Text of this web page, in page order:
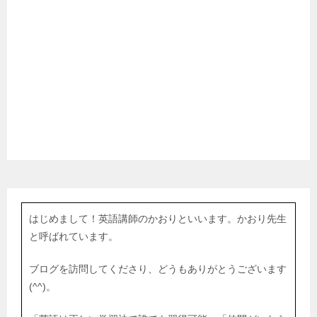
はじめまして！英語講師のかおりといいます。かおり先生
と呼ばれています。
ブログを訪問してくださり、どうもありがとうございます
(^^)。